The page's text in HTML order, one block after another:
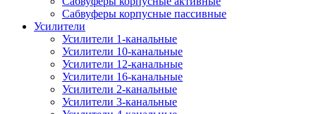
Сабвуферы корпусные пассивные
Усилители
Усилители 1-канальные
Усилители 10-канальные
Усилители 12-канальные
Усилители 16-канальные
Усилители 2-канальные
Усилители 3-канальные